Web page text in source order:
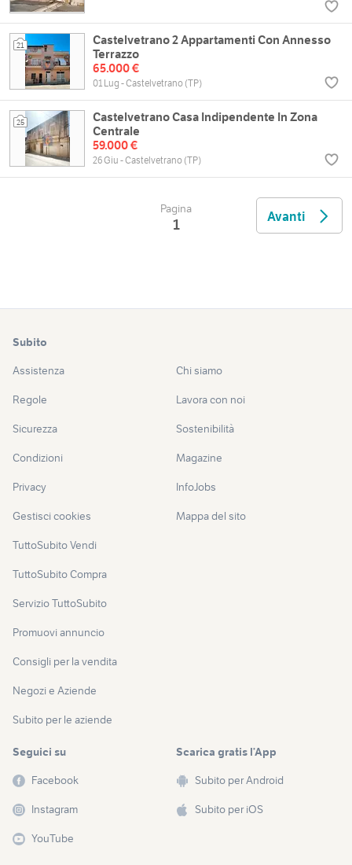
21
Castelvetrano 2 Appartamenti Con Annesso
Terrazzo
65.000 €
01 Lug - Castelvetrano (TP)
25
Castelvetrano Casa Indipendente In Zona
Centrale
59.000 €
26 Giu - Castelvetrano (TP)
Pagina
1 Avanti
Subito
Assistenza
Regole
Sicurezza
Condizioni
Privacy
Gestisci cookies
TuttoSubito Vendi
TuttoSubito Compra
Servizio TuttoSubito
Promuovi annuncio
Consigli per la vendita
Negozi e Aziende
Subito per le aziende
Chi siamo
Lavora con noi
Sostenibilità
Magazine
InfoJobs
Mappa del sito
Seguici su
Facebook
Instagram
YouTube
Scarica gratis l’App
Subito per Android
Subito per iOS